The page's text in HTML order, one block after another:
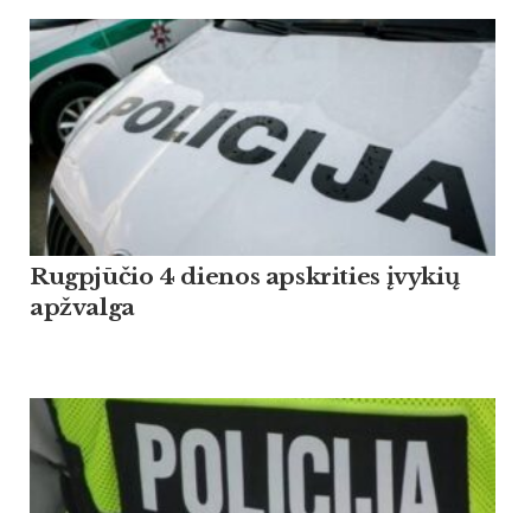
Rugpjūčio 4 dienos apskrities įvykių
apžvalga